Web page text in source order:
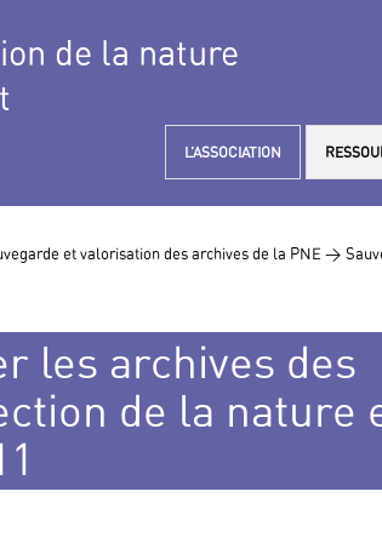
de la nature
L’ASSOCIATION
et valorisation des archives de la PNE >
les archives des
de la nature